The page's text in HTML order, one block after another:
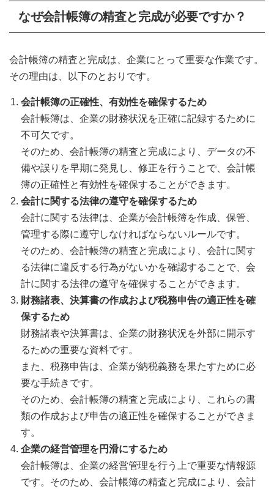
なぜ会計帳簿の精査と完成が必要ですか？
会計帳簿の精査と完成は、企業にとって重要な作業です。
その理由は、以下のとおりです。
会計帳簿の正確性、有効性を確保するため
会計帳簿は、企業の財務状況を正確に記録するために
不可欠です。
そのため、会計帳簿の精査と完成により、データの不
備や誤りを早期に発見し、修正を行うことで、会計帳
簿の正確性と有効性を確保することができます。
会計に関する法律の遵守を確保するため
会計に関する法律は、企業が会計帳簿を作成、保管、
管理する際に遵守しなければならないルールです。
そのため、会計帳簿の精査と完成により、会計に関す
る法律に違反する行為がないかを確認することで、会
計に関する法律の遵守を確保することができます。
財務諸表、決算書の作成および税務申告の適正性を確
保するため
財務諸表や決算書は、企業の財務状況を外部に開示す
るための重要な資料です。
また、税務申告は、企業が納税義務を果たすために必
要な手続きです。
そのため、会計帳簿の精査と完成により、これらの書
類の作成および申告の適正性を確保することができま
す。
企業の経営管理を円滑にするため
会計帳簿は、企業の経営管理を行う上で重要な情報源
です。そのため、会計帳簿の精査と完成により、会計